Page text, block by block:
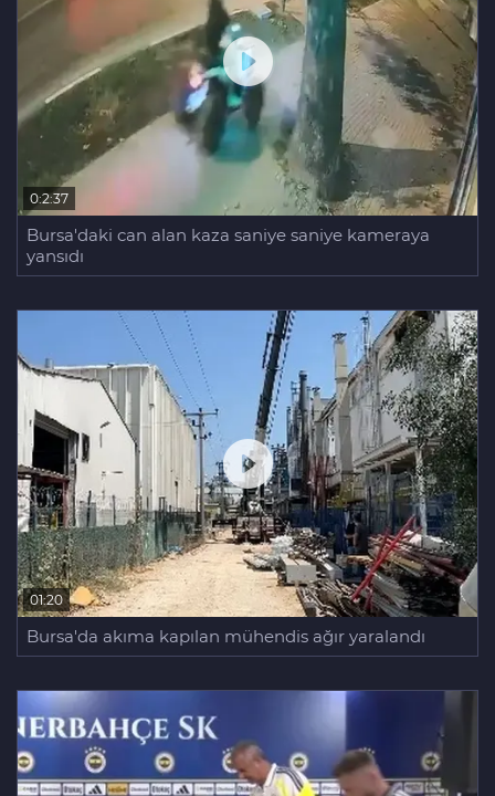
0:2:37
Bursa'daki can alan kaza saniye saniye kameraya
yansıdı
01:20
Bursa'da akıma kapılan mühendis ağır yaralandı